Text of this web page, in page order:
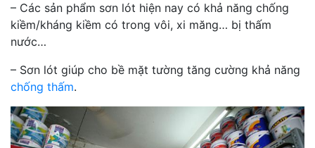
– Các sản phẩm sơn lót hiện nay có khả năng chống
kiềm/kháng kiềm có trong vôi, xi măng… bị thấm
nước…
– Sơn lót giúp cho bề mặt tường tăng cường khả năng
chống thấm.